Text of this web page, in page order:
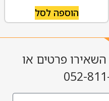
הוספה לסל
השאירו פרטים או